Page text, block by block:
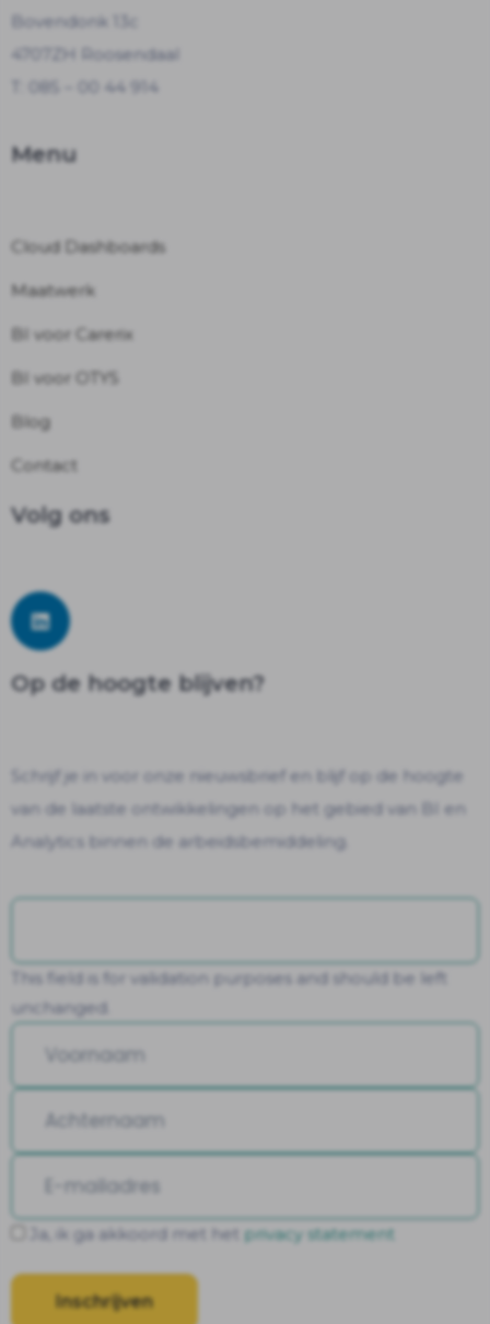
Bovendonk 13c
4707ZH Roosendaal
T: 085 – 00 44 914
Menu
Cloud Dashboards
Maatwerk
BI voor Carerix
BI voor OTYS
Blog
Contact
Volg ons
Op de hoogte blijven?
Schrijf je in voor onze nieuwsbrief en blijf op de hoogte
van de laatste ontwikkelingen op het gebied van BI en
Analytics binnen de arbeidsbemiddeling.
This field is for validation purposes and should be left
unchanged.
Ja, ik ga akkoord met het privacy statement